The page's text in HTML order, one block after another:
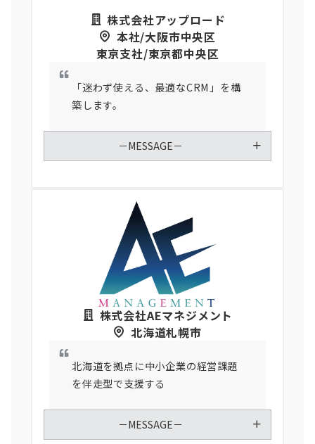
株式会社アップロード
本社/大阪市中央区
東京支社/東京都中央区
「迷わず使える、最適なCRM」を構
築します。
－MESSAGE－
株式会社AEマネジメント
北海道札幌市
北海道を拠点に中小企業の経営課題
を伴走型で支援する
－MESSAGE－